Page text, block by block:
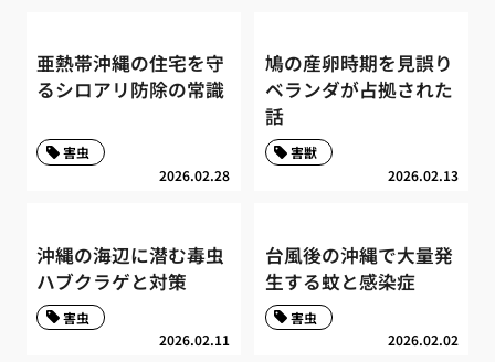
亜熱帯沖縄の住宅を守
るシロアリ防除の常識
2026.02.28
害虫
鳩の産卵時期を見誤り
ベランダが占拠された
話
2026.02.13
害獣
沖縄の海辺に潜む毒虫
ハブクラゲと対策
2026.02.11
害虫
台風後の沖縄で大量発
生する蚊と感染症
2026.02.02
害虫